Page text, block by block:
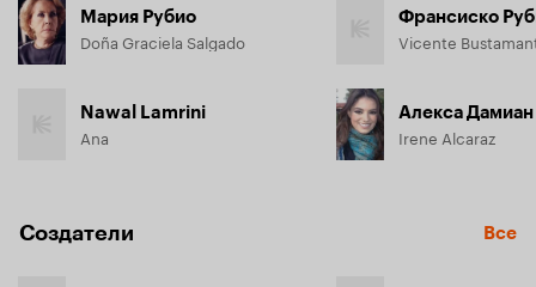
Мария Рубио
Doña Graciela Salgado
Nawal Lamrini
Ana
Франсиско
Vicente
Алекса Дамиан
Irene Alcaraz
Создатели Все